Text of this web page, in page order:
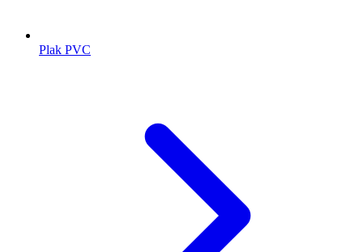
Plak PVC